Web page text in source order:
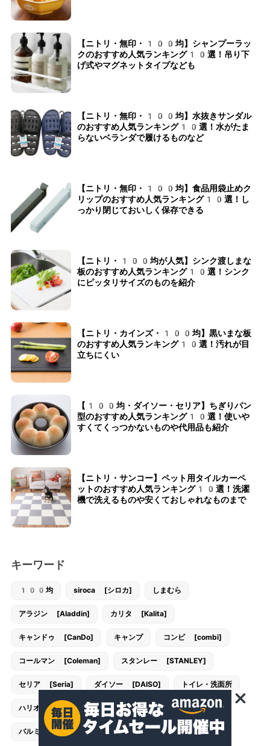
【ニトリ・無印・100均】シャンプーラッ
クのおすすめ人気ランキング10選！吊り下
げ式やマグネットタイプなども
【ニトリ・無印・100均】水抜きサンダル
のおすすめ人気ランキング10選！水がたま
らないベランダで履けるものなど
【ニトリ・無印・100均】食品用袋止めク
リップのおすすめ人気ランキング10選！し
っかり閉じておいしく保存できる
【ニトリ・100均が人気】シンク渡しまな
板のおすすめ人気ランキング10選！シンク
にピッタリサイズのものを紹介
【ニトリ・カインズ・100均】黒いまな板
のおすすめ人気ランキング10選！汚れが目
立ちにくい
【100均・ダイソー・セリア】ちぎりパン
型のおすすめ人気ランキング10選！使いや
すくてくっつかないものや代用品も紹介
【ニトリ・サンコー】ペット用タイルカーペ
ットのおすすめ人気ランキング10選！洗濯
機で洗えるものや安くておしゃれなものまで
キーワード
100均 siroca [シロカ] しまむら
アラジン [Aladdin] カリタ [Kalita]
キャンドゥ [CanDo] キャンプ コンビ [combi]
コールマン [Coleman] スタンレー [STANLEY]
セリア [Seria] ダイソー [DAISO] トイレ・洗面所
ハリオ [HARIO] バスルーム
バルミューダ [BALMUDA] バンドック [BUNDOK]